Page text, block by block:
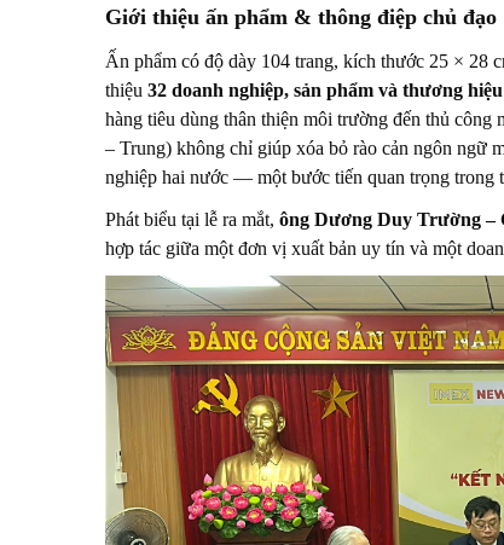
Giới thiệu ấn phẩm & thông điệp chủ đạo
Ấn phẩm có độ dày 104 trang, kích thước 25 × 28
thiệu 32 doanh nghiệp, sản phẩm và thương
hàng tiêu dùng thân thiện môi trường đến thủ công
– Trung) không chỉ giúp xóa bỏ rào cản ngôn ngữ
nghiệp hai nước — một bước tiến quan trọng trong
Phát biểu tại lễ ra mắt, ông Dương Duy Trường
hợp tác giữa một đơn vị xuất bản uy tín và một